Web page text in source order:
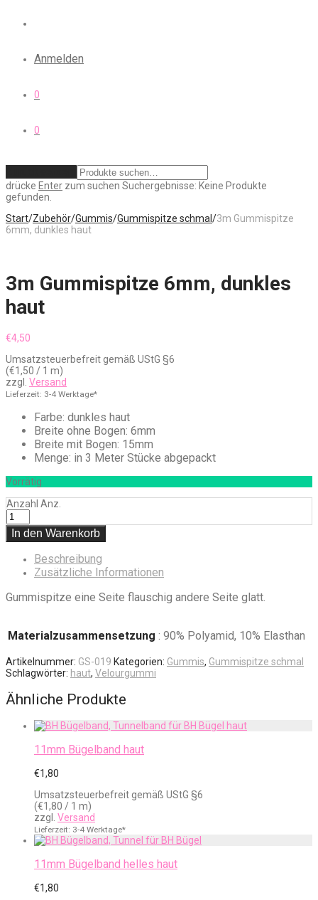
Anmelden
0
0
drücke Enter zum suchen Suchergebnisse: Keine Produkte
gefunden.
Start/Zubehör/Gummis/Gummispitze schmal /3m Gummispitze
6mm, dunkles haut
3m Gummispitze 6mm, dunkles
haut
€4,50
Umsatzsteuerbefreit gemäß UStG §6
(€1,50 / 1 m)
zzgl. Versand
Lieferzeit: 3-4 Werktage*
Farbe: dunkles haut
Breite ohne Bogen: 6mm
Breite mit Bogen: 15mm
Menge: in 3 Meter Stücke abgepackt
Vorrätig
Anzahl Anz.
In den Warenkorb
Beschreibung
Zusätzliche Informationen
Gummispitze eine Seite flauschig andere Seite glatt.
Materialzusammensetzung : 90% Polyamid, 10% Elasthan
Artikelnummer: GS-019 Kategorien: Gummis, Gummispitze schmal
Schlagwörter: haut, Velourgummi
Ähnliche Produkte
11mm Bügelband haut
€1,80
Umsatzsteuerbefreit gemäß UStG §6
(€1,80 / 1 m)
zzgl. Versand
Lieferzeit: 3-4 Werktage*
11mm Bügelband helles haut
€1,80